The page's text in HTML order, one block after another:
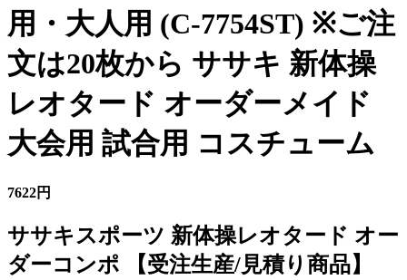
用・大人用 (C-7754ST) ※ご注
文は20枚から ササキ 新体操
レオタード オーダーメイド
大会用 試合用 コスチューム
7622円
ササキスポーツ 新体操レオタード オー
ダーコンポ 【受注生産/見積り商品】